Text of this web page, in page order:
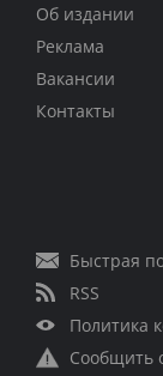
Об издании
Реклама
Вакансии
Контакты
Быстрая
RSS
Политика
Сообщить